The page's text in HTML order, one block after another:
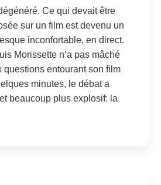
Ce qui devait être
sur un film est devenu un
inconfortable, en direct.
Morissette n’a pas mâché
questions entourant son film
minutes, le débat a
beaucoup plus explosif: la